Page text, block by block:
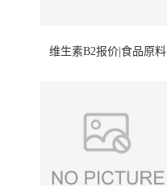
维生素B2报价|食品原料